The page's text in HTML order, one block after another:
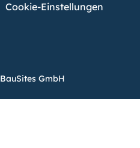
Cookie-Einstellungen
GmbH